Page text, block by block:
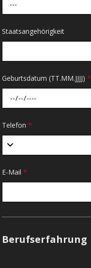
---
Staatsangehörigkeit
Geburtsdatum (TT.MM.JJJJ)*
Telefon*
E-Mail*
Berufserfahrung